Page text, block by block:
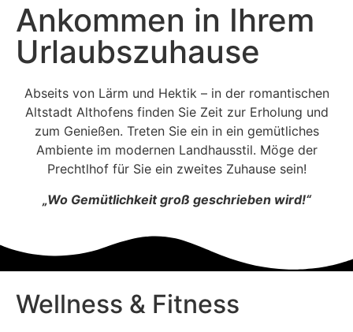
Ankommen in Ihrem
Urlaubszuhause
Abseits von Lärm und Hektik – in der romantischen
Altstadt Althofens finden Sie Zeit zur Erholung und
zum Genießen. Treten Sie ein in ein gemütliches
Ambiente im modernen Landhausstil. Möge der
Prechtlhof für Sie ein zweites Zuhause sein!
„Wo Gemütlichkeit groß geschrieben wird!“
Wellness & Fitness